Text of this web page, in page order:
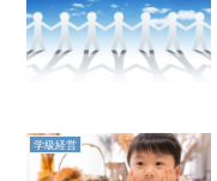
学級経営